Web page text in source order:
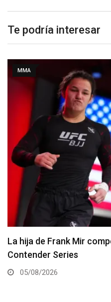
Te podría interesar
MMA
Joshua Van vs.
estelar del UFC 331
05/08/2026